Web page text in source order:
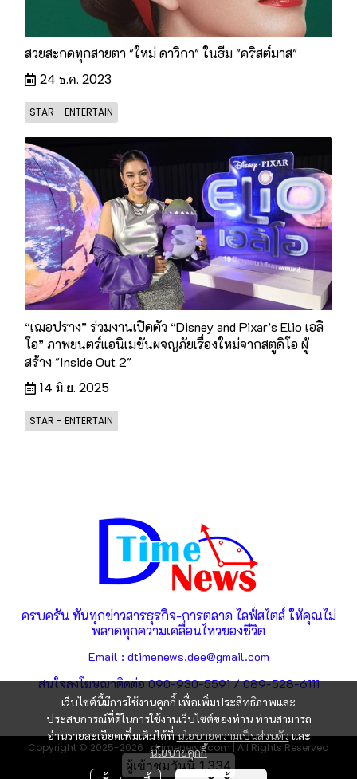
สวยสะกดทุกสายตา "ใหม่ ดาวิกา" ในธีม "คริสต์มาส"
24 ธ.ค. 2023
STAR - ENTERTAIN
“เฌอปราง” ร่วมงานเปิดตัว “Disney and Pixar’s Elio เอลิ
โอ” ภาพยนตร์แอนิเมชันผจญภัยเรื่องใหม่จากสตูดิโอ ผู้
สร้าง "Inside Out 2"
14 มิ.ย. 2025
STAR - ENTERTAIN
เว็บไซต์นี้มีการใช้งานคุกกี้ เพื่อเพิ่มประสิทธิภาพและ
ประสบการณ์ที่ดีในการใช้งานเว็บไซต์ของท่าน ท่านสามารถ
อ่านรายละเอียดเพิ่มเติมได้ที่นโยบายความเป็นส่วนตัวและ
นโยบายคุกกี้
ครบครัน ทันทุกข่าวสารธุรกิจ-การตลาด ไลฟ์สไตล์ ให้คุณไม่
พลาดทุกความเคลื่อนไหวของชีวิต
Email : dtimenews.dee@gmail.com
สนใจลงโฆษณาติดต่อ 090-930-5591 / 089-528-6111
Copyright © 2025-2026 | dtimenews.com | All Rights Reserved
ผู้เข้าชมวันนี้1,334